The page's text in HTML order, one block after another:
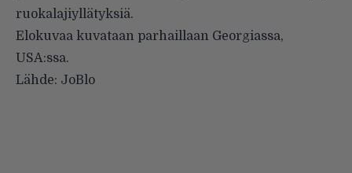
ruokalajiyllätyksiä.
Elokuvaa kuvataan parhaillaan Georgiassa,
USA:ssa.
Lähde: JoBlo